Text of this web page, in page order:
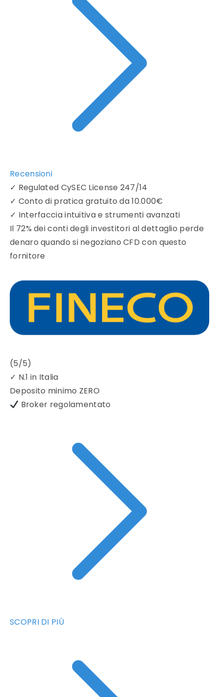
Recensioni
✓ Regulated CySEC License 247/14
✓ Conto di pratica gratuito da 10.000€
✓ Interfaccia intuitiva e strumenti avanzati
Il 72% dei conti degli investitori al dettaglio perde
denaro quando si negoziano CFD con questo
fornitore
(5/5)
✓ N.1 in Italia
Deposito minimo ZERO
Broker regolamentato
SCOPRI DI PIÙ